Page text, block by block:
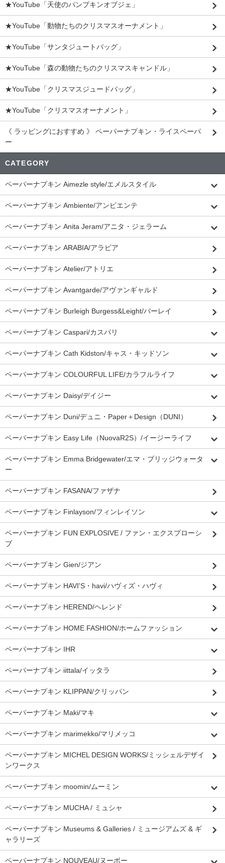
★YouTube「天使のパンプキンオブジェ」
★YouTube「動物たちのクリスマスオーナメント」
★YouTube「サンタジュートバッグ」
★YouTube「森の動物たちのクリスマスキャンドル」
★YouTube「クリスマスジュードバッグ」
★YouTube「クリスマスオーナメント」
《 ラッピングにおすすめ 》 ペーパーナプキン・ライスペーパ
ー
CATEGORY
ペーパーナプキン Aimezle style/エメルスタイル
ペーパーナプキン Ambiente/アンビエンテ
ペーパーナプキン Anita Jeram/アニタ・ジェラーム
ペーパーナプキン ARABIA/アラビア
ペーパーナプキン Atelier/アトリエ
ペーパーナプキン Avantgarde/アヴァンギャルド
ペーパーナプキン Burleigh Burgess&Leight/バーレイ
ペーパーナプキン Caspari/カスパリ
ペーパーナプキン Cath Kidston/キャス・キッドソン
ペーパーナプキン COLOURFUL LIFE/カラフルライフ
ペーパーナプキン Daisy/デイジー
ペーパーナプキン Duni/デュニ・Paper＋Design（DUNI）
ペーパーナプキン Easy Life（NuovaR2S）/イージーライフ
ペーパーナプキン Emma Bridgewater/エマ・ブリッジウォータ
ー
ペーパーナプキン FASANA/ファザナ
ペーパーナプキン Finlayson/フィンレイソン
ペーパーナプキン FUN EXPLOSIVE / ファン・エクスプローシ
ブ
ペーパーナプキン Gien/ジアン
ペーパーナプキン HAVI'S・havi/ハヴィズ・ハヴィ
ペーパーナプキン HEREND/ヘレンド
ペーパーナプキン HOME FASHION/ホームファッション
ペーパーナプキン IHR
ペーパーナプキン iittala/イッタラ
ペーパーナプキン KLIPPAN/クリッパン
ペーパーナプキン Maki/マキ
ペーパーナプキン marimekko/マリメッコ
ペーパーナプキン MICHEL DESIGN WORKS/ミッシェルデザイ
ンワークス
ペーパーナプキン moomin/ムーミン
ペーパーナプキン MUCHA / ミュシャ
ペーパーナプキン Museums & Galleries / ミュージアムズ & ギ
ャラリーズ
ペーパーナプキン NOUVEAU/ヌーボー